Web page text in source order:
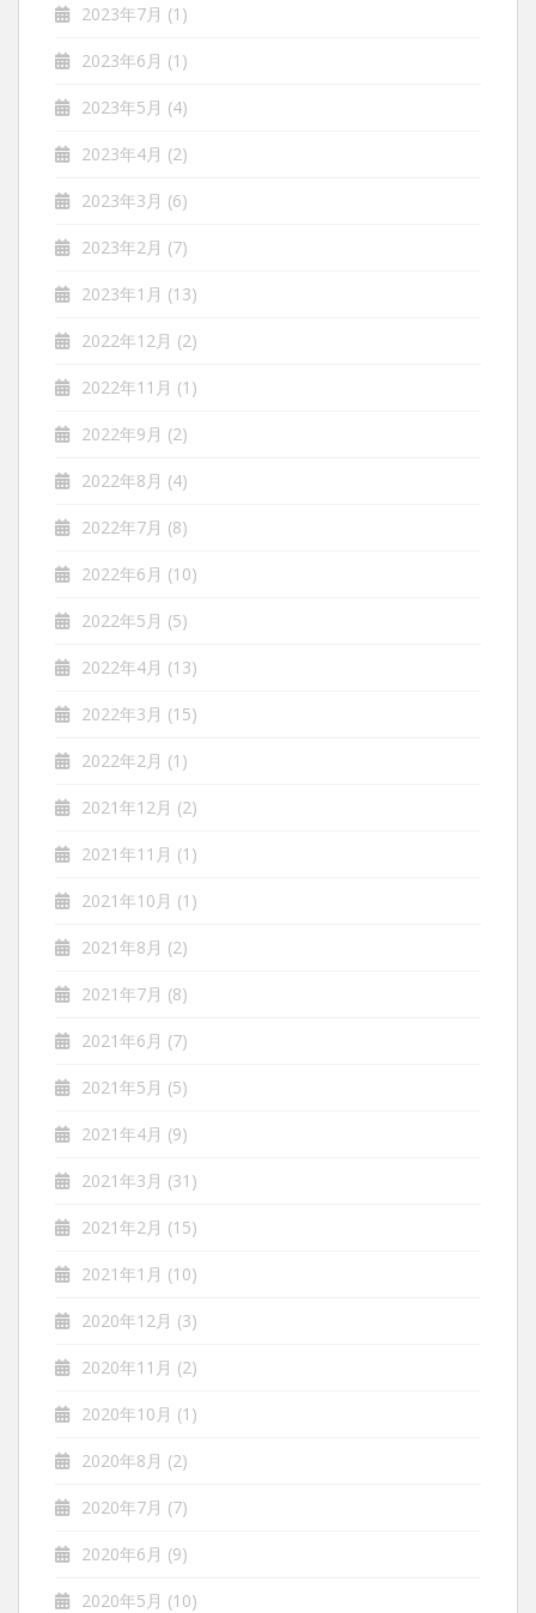
2023年7月 (1)
2023年6月 (1)
2023年5月 (4)
2023年4月 (2)
2023年3月 (6)
2023年2月 (7)
2023年1月 (13)
2022年12月 (2)
2022年11月 (1)
2022年9月 (2)
2022年8月 (4)
2022年7月 (8)
2022年6月 (10)
2022年5月 (5)
2022年4月 (13)
2022年3月 (15)
2022年2月 (1)
2021年12月 (2)
2021年11月 (1)
2021年10月 (1)
2021年8月 (2)
2021年7月 (8)
2021年6月 (7)
2021年5月 (5)
2021年4月 (9)
2021年3月 (31)
2021年2月 (15)
2021年1月 (10)
2020年12月 (3)
2020年11月 (2)
2020年10月 (1)
2020年8月 (2)
2020年7月 (7)
2020年6月 (9)
2020年5月 (10)